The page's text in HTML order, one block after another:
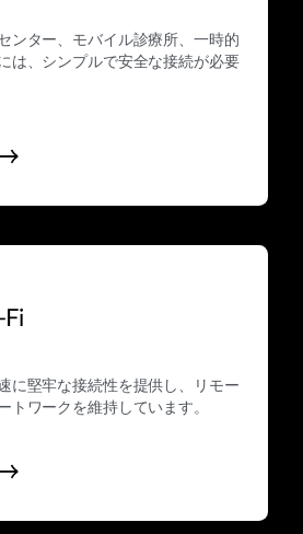
ンター、モバイル診療所、一時的
は、シンプルで安全な接続が必要
に堅牢な接続性を提供し、リモー
トワークを維持しています。